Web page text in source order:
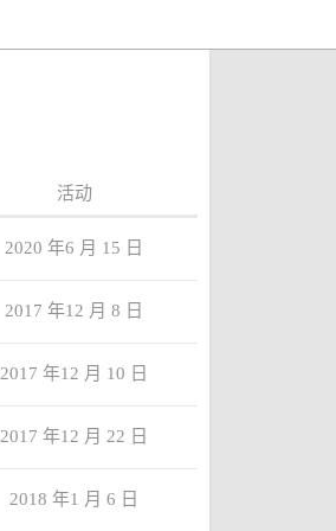
活动
2020 年6 月 15 日
2017 年12 月 8 日
2017 年12 月 10 日
2017 年12 月 22 日
2018 年1 月 6 日